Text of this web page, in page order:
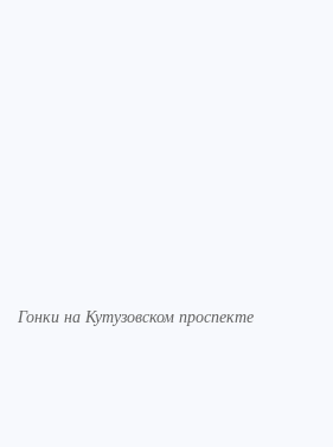
Гонки на Кутузовском проспекте